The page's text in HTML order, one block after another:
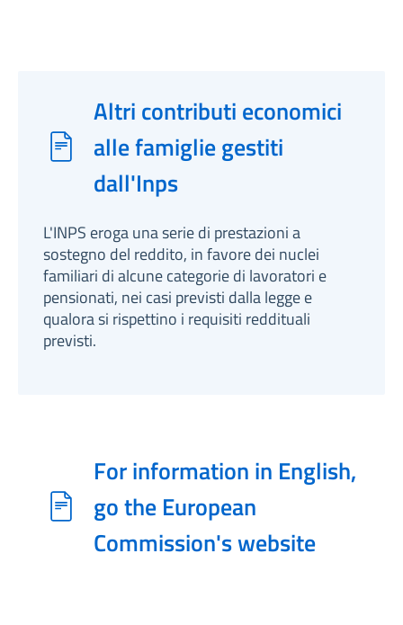
Altri contributi economici
alle famiglie gestiti
dall'Inps
L'INPS eroga una serie di prestazioni a
sostegno del reddito, in favore dei nuclei
familiari di alcune categorie di lavoratori e
pensionati, nei casi previsti dalla legge e
qualora si rispettino i requisiti reddituali
previsti.
For information in English,
go the European
Commission's website